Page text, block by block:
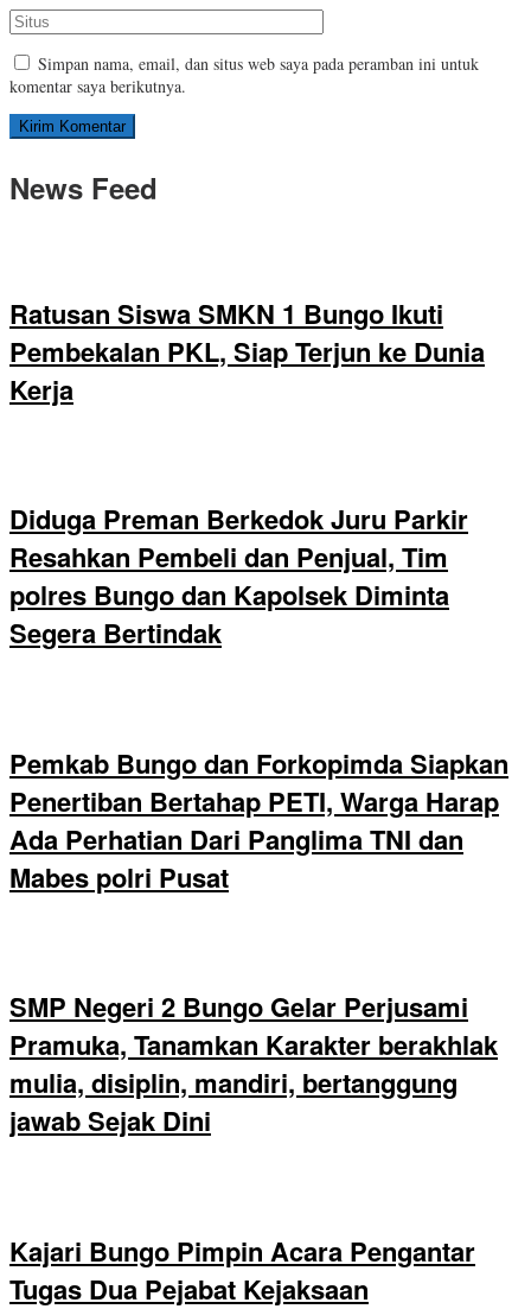
Simpan nama, email, dan situs web saya pada peramban ini untuk
komentar saya berikutnya.
News Feed
Ratusan Siswa SMKN 1 Bungo Ikuti
Pembekalan PKL, Siap Terjun ke Dunia
Kerja
Diduga Preman Berkedok Juru Parkir
Resahkan Pembeli dan Penjual, Tim
polres Bungo dan Kapolsek Diminta
Segera Bertindak
Pemkab Bungo dan Forkopimda Siapkan
Penertiban Bertahap PETI, Warga Harap
Ada Perhatian Dari Panglima TNI dan
Mabes polri Pusat
SMP Negeri 2 Bungo Gelar Perjusami
Pramuka, Tanamkan Karakter berakhlak
mulia, disiplin, mandiri, bertanggung
jawab Sejak Dini
Kajari Bungo Pimpin Acara Pengantar
Tugas Dua Pejabat Kejaksaan